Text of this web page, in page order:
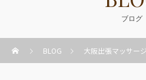
ブログ
BLOG 大阪出張マッサージ